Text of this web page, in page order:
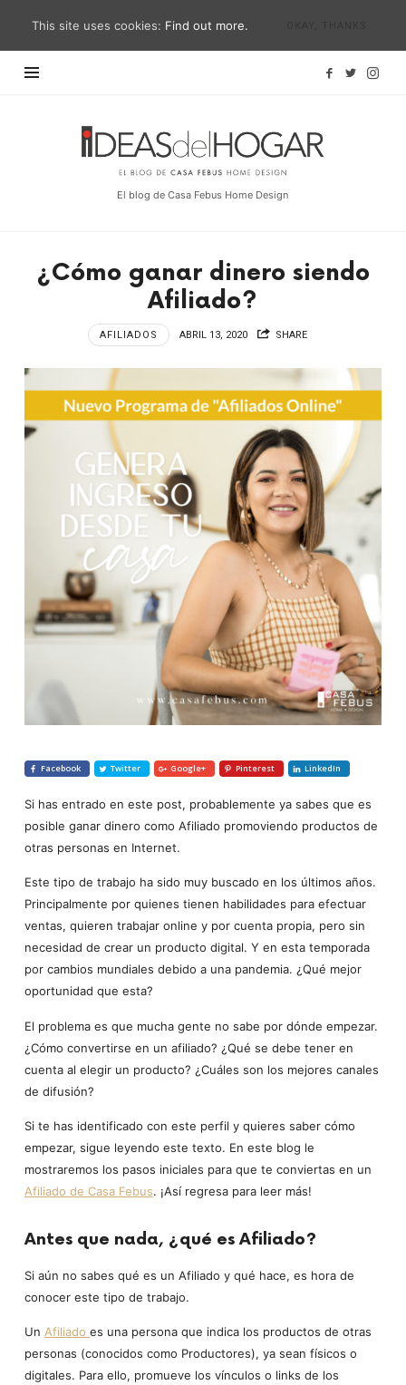
Ideas
del
Hogar
El blog de Casa Febus Home Design
¿Cómo ganar dinero siendo
Afiliado?
AFILIADOS ABRIL 13, 2020 SHARE
Facebook Twitter Google+ Pinterest LinkedIn
Si has entrado en este post, probablemente ya sabes que es
posible ganar dinero como Afiliado promoviendo productos de
otras personas en Internet.
Este tipo de trabajo ha sido muy buscado en los últimos años.
Principalmente por quienes tienen habilidades para efectuar
ventas, quieren trabajar online y por cuenta propia, pero sin
necesidad de crear un producto digital. Y en esta temporada
por cambios mundiales debido a una pandemia. ¿Qué mejor
oportunidad que esta?
El problema es que mucha gente no sabe por dónde empezar.
¿Cómo convertirse en un afiliado? ¿Qué se debe tener en
cuenta al elegir un producto? ¿Cuáles son los mejores canales
de difusión?
Si te has identificado con este perfil y quieres saber cómo
empezar, sigue leyendo este texto. En este blog le
mostraremos los pasos iniciales para que te conviertas en un
Afiliado de Casa Febus. ¡Así regresa para leer más!
Antes que nada, ¿qué es Afiliado?
Si aún no sabes qué es un Afiliado y qué hace, es hora de
conocer este tipo de trabajo.
Un Afiliado es una persona que indica los productos de otras
personas (conocidos como Productores), ya sean físicos o
digitales. Para ello, promueve los vínculos o links de los
This site uses cookies: Find out more.